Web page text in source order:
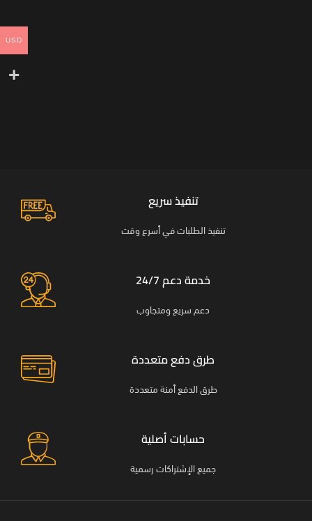
تنفيذ سريع
تنفيذ الطلبات في أسرع وقت
خدمة دعم 24/7
دعم سريع ومتجاوب
طرق دفع متعددة
طرق الدفع أمنة متعددة
حسابات أصلية
جميع الإشتراكات رسمية
USD